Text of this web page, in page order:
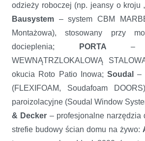
odzieży roboczej (np. jeansy o kroju
Bausystem – system CBM
Montażowa), stosowany przy
docieplenia;
PORTA –
WEWNĄTRZLOKALOWĄ
okucia Roto Patio Inowa; Soudal–
(FLEXIFOAM, Soudafoam
paroizolacyjne (Soudal Window
& Decker – profesjonalne narzędzia
strefie budowy ścian domu na żywo: